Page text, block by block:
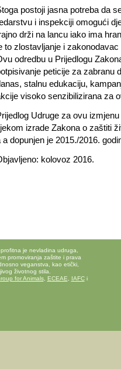
postoji jasna potreba da
i inspekciji omogući
drži na lancu iako ima
to zlostavljanje i
odredbu u Prijedlogu
peticije za zabranu
stalnu edukaciju,
visoko senzibilizirana za
Udruge za ovu
izrade Zakona o zaštiti
a dopunjen je 2015./2016.
kolovoz 2016.
je nevladina udruga,
promoviranja zaštite i prava
veganstva, kao etički,
životnog stila.
for Animals, ECEAE IAFCi